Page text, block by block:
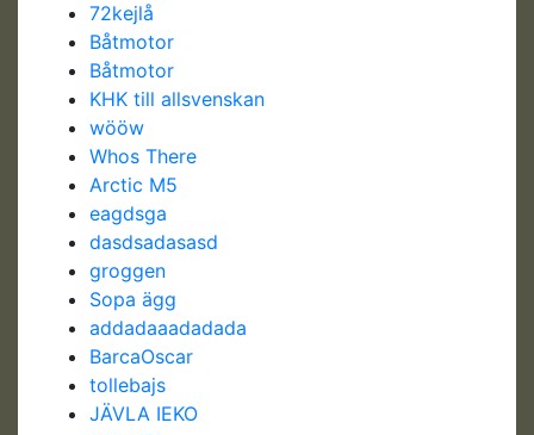
72kejlå
Båtmotor
Båtmotor
KHK till allsvenskan
wööw
Whos There
Arctic M5
eagdsga
dasdsadasasd
groggen
Sopa ägg
addadaaadadada
BarcaOscar
tollebajs
JÄVLA IEKO